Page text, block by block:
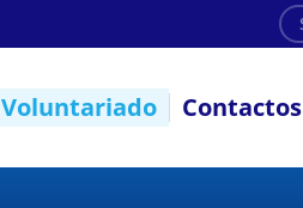
Voluntariado Contactos